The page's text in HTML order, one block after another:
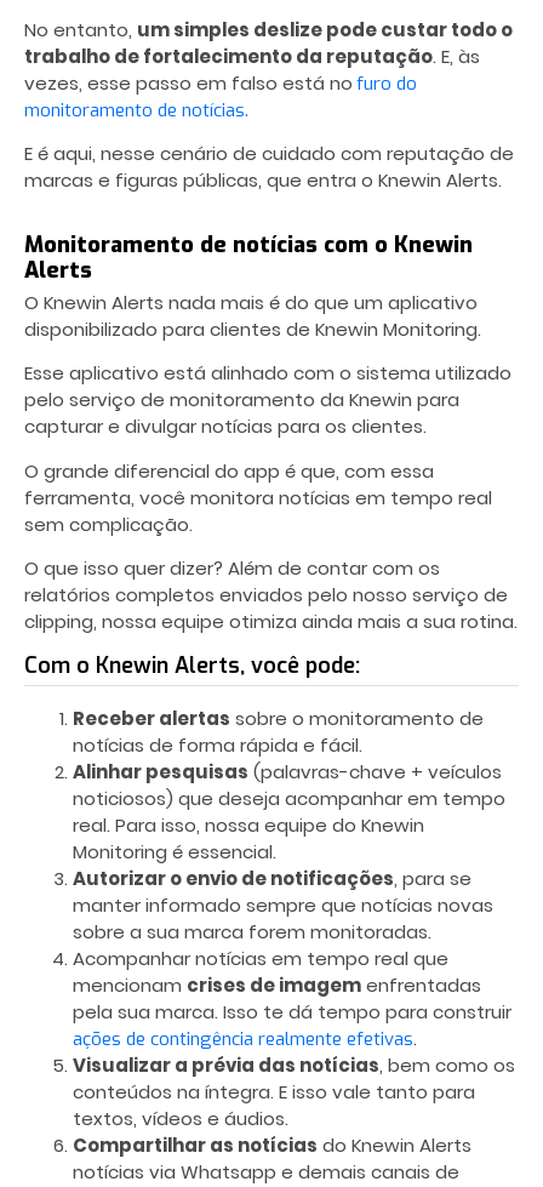
No entanto, um simples deslize pode custar todo o
trabalho de fortalecimento da reputação. E, às
vezes, esse passo em falso está no furo do
monitoramento de notícias.
E é aqui, nesse cenário de cuidado com reputação de
marcas e figuras públicas, que entra o Knewin Alerts.
Monitoramento de notícias com o Knewin
Alerts
O Knewin Alerts nada mais é do que um aplicativo
disponibilizado para clientes de Knewin Monitoring.
Esse aplicativo está alinhado com o sistema utilizado
pelo serviço de monitoramento da Knewin para
capturar e divulgar notícias para os clientes.
O grande diferencial do app é que, com essa
ferramenta, você monitora notícias em tempo real
sem complicação.
O que isso quer dizer? Além de contar com os
relatórios completos enviados pelo nosso serviço de
clipping, nossa equipe otimiza ainda mais a sua rotina.
Com o Knewin Alerts, você pode:
Receber alertas sobre o monitoramento de
notícias de forma rápida e fácil.
Alinhar pesquisas (palavras-chave + veículos
noticiosos) que deseja acompanhar em tempo
real. Para isso, nossa equipe do Knewin
Monitoring é essencial.
Autorizar o envio de notificações, para se
manter informado sempre que notícias novas
sobre a sua marca forem monitoradas.
Acompanhar notícias em tempo real que
mencionam crises de imagemenfrentadas
pela sua marca. Isso te dá tempo para construir
ações de contingência realmente efetivas.
Visualizar a prévia das notícias, bem como os
conteúdos na íntegra. E isso vale tanto para
textos, vídeos e áudios.
Compartilhar as notícias do Knewin Alerts
notícias via Whatsapp e demais canais de